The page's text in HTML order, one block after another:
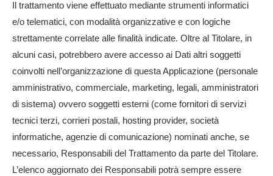
Il trattamento viene effettuato mediante strumenti informatici
e/o telematici, con modalità organizzative e con logiche
strettamente correlate alle finalità indicate. Oltre al Titolare, in
alcuni casi, potrebbero avere accesso ai Dati altri soggetti
coinvolti nell’organizzazione di questa Applicazione (personale
amministrativo, commerciale, marketing, legali, amministratori
di sistema) ovvero soggetti esterni (come fornitori di servizi
tecnici terzi, corrieri postali, hosting provider, società
informatiche, agenzie di comunicazione) nominati anche, se
necessario, Responsabili del Trattamento da parte del Titolare.
L’elenco aggiornato dei Responsabili potrà sempre essere